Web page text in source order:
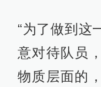
“为了做到这
意对待队员
物质层面的